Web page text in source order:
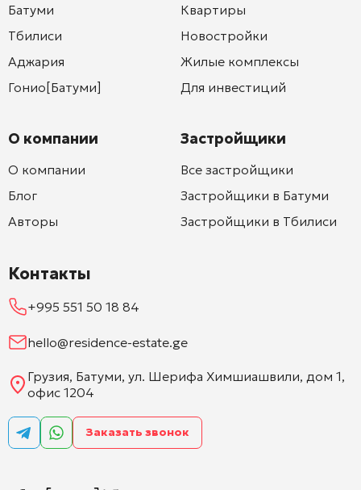
Батуми
Тбилиси
Аджария
Гонио[Батуми]
О компании
О компании
Блог
Авторы
Квартиры
Новостройки
Жилые комплексы
Для инвестиций
Застройщики
Все застройщики
Застройщики в Батуми
Застройщики в Тбилиси
Контакты
+995 551 50 18 84
hello@residence-estate.ge
Грузия, Батуми, ул. Шерифа Химшиашвили, дом 1,
офис 1204
Заказать звонок